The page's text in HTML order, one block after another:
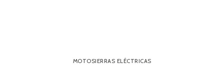
MOTOSIERRAS ELÉCTRICAS